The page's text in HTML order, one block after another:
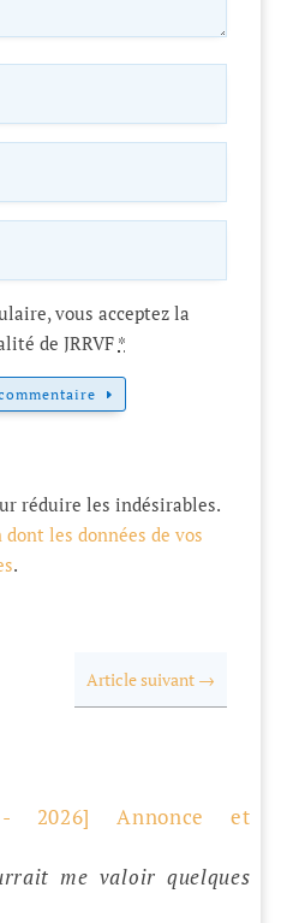
vous acceptez la
de JRRVF *
réduire les indésirables.
les données de vos
.
Article suivant→
2026] Annonce et
me valoir quelques